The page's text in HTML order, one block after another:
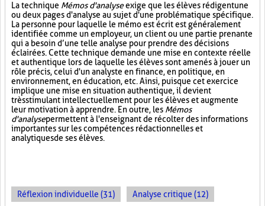
La technique Mémos d'analyseexige que les élèves rédigent une
ou deux pages d'analyse au sujet d'une problématique spécifique.
La personne pour laquelle le mémo est écrit est généralement
identifiée comme un employeur, un client ou une partie prenante
qui a besoin d’une telle analyse pour prendre des décisions
éclairées. Cette technique demande une mise en contexte réelle
et authentique lors de laquelle les élèves sont amenés à jouer un
rôle précis, celui d'un analyste en finance, en politique, en
environnement, en éducation, etc. Ainsi, puisque cet exercice
implique une mise en situation authentique, il devient
très stimulant intellectuellement pour les élèves et augmente
leur motivation à apprendre. En outre, les Mémos
d'analysepermettent à l'enseignant de récolter des informations
importantes sur les compétences rédactionnelles et
analytiques de ses élèves.
Réflexion individuelle (31) Analyse critique (12)